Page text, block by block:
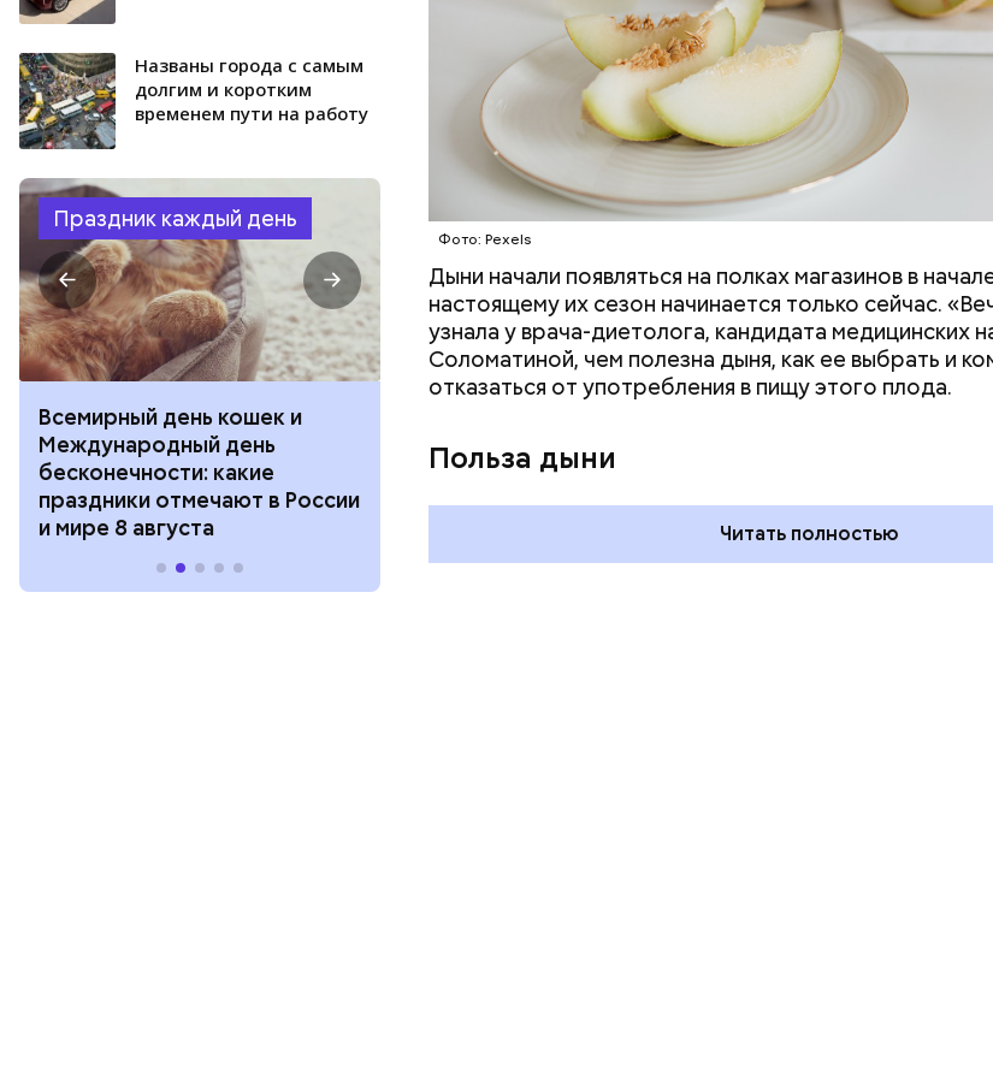
Названы города с самым
долгим и коротким
временем пути на работу
Праздник каждый день
Всемирный день кошек и
Международный день
бесконечности: какие
праздники отмечают в России
и мире 8 августа
Международный день
холостяка: какие праздники
отмечают в России и мире 7
праздники отмечают
и мире 6 августа
Фото: Pexels
Дыни начали появляться на полках магазинов в
настоящему их сезон начинается только сейчас.
узнала у врача-диетолога, кандидата медицинских
Соломатиной, чем полезна дыня, как ее выбрать и
отказаться от употребления в пищу этого плода.
Польза дыни
Читать полностью